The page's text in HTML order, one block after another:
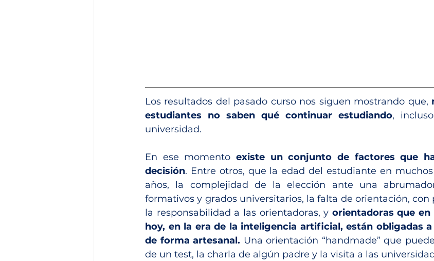
Los resultados del pasado curso nos siguen mostrando que,
estudiantes no saben qué continuar estudiando,
universidad.
En ese momento existe un conjunto de factores que
decisión. Entre otros, que la edad del estudiante en muchos
años, la complejidad de la elección ante una
formativos y grados universitarios, la falta de orientación, con
la responsabilidad a las orientadoras, y orientadoras que
hoy, en la era de la inteligencia artificial, están obligadas
de forma artesanal. Una orientación “handmade” que
de un test, la charla de algún padre y la visita a las